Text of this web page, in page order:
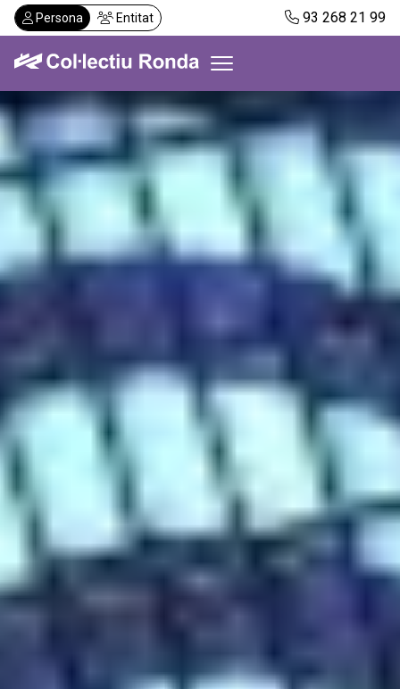
Vés
al
contingut
Persona Entitat 93 268 21 99
Col·lectiu Ronda
Serveis
Actualitat
Despatxos
Demanar visita
Abonaments